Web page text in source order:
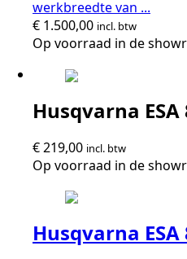
werkbreedte van ...
€ 1.500,00 incl. btw
Op voorraad in de
Husqvarna
€219,00 incl. btw
Op voorraad in de
Husqvarna